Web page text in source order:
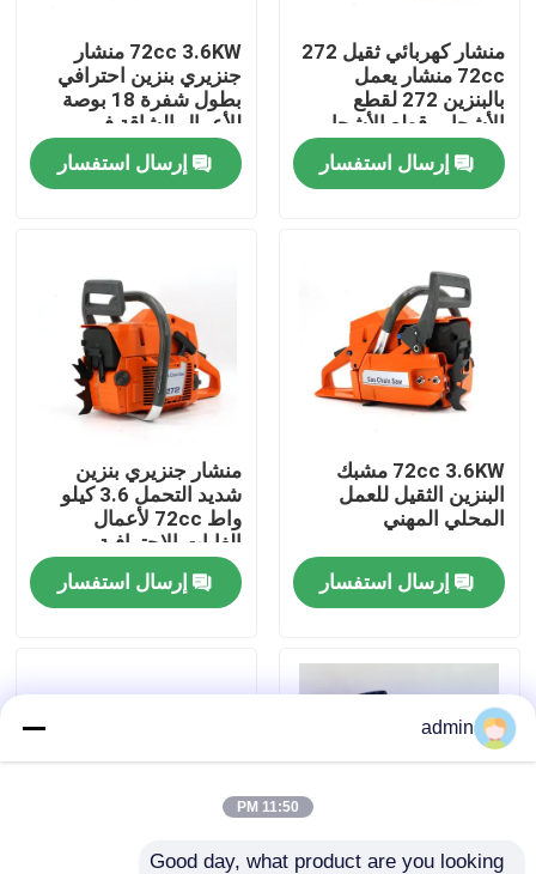
المنزل
فيديوهات
حولنا
عرض المصنع
اتصل بنا
بالمنشار البنزين
منشار كهربائي
منشار كهربائي ثقيل 272
72cc منشار يعمل
بالبنزين 272 لقطع
الأشجار وقطع الأشجار
الكبيرة
إرسال استفسار
72cc 3.6KW منشار
جنزيري بنزين احترافي
بطول شفرة 18 بوصة
للأعمال الشاقة في
الغابات والمزارع
إرسال استفسار
72cc 3.6KW مشبك
البنزين الثقيل للعمل
المحلي المهني
إرسال استفسار
منشار جنزيري بنزين
شديد التحمل 3.6 كيلو
واط 72cc لأعمال
الغابات الاحترافية
إرسال استفسار
admin
11:50 PM
Good day, what product are you looking